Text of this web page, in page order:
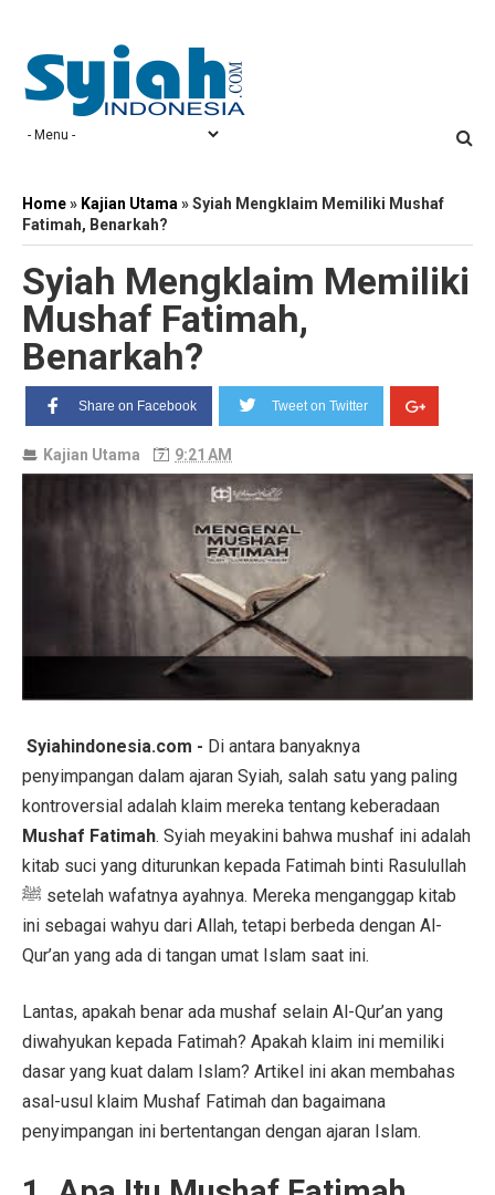
Home» Kajian Utama »Syiah Mengklaim Memiliki Mushaf
Fatimah, Benarkah?
Syiah Mengklaim Memiliki
Mushaf Fatimah,
Benarkah?
Share on Facebook Tweet on Twitter
Kajian Utama 9:21 AM
Syiahindonesia.com - Di antara banyaknya
penyimpangan dalam ajaran Syiah, salah satu yang paling
kontroversial adalah klaim mereka tentang keberadaan
Mushaf Fatimah. Syiah meyakini bahwa mushaf ini adalah
kitab suci yang diturunkan kepada Fatimah binti Rasulullah
ﷺ setelah wafatnya ayahnya. Mereka menganggap kitab
ini sebagai wahyu dari Allah, tetapi berbeda dengan Al-
Qur’an yang ada di tangan umat Islam saat ini.
Lantas, apakah benar ada mushaf selain Al-Qur’an yang
diwahyukan kepada Fatimah? Apakah klaim ini memiliki
dasar yang kuat dalam Islam? Artikel ini akan membahas
asal-usul klaim Mushaf Fatimah dan bagaimana
penyimpangan ini bertentangan dengan ajaran Islam.